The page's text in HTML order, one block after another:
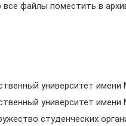
файлы поместить в
университет
университет
студенческих